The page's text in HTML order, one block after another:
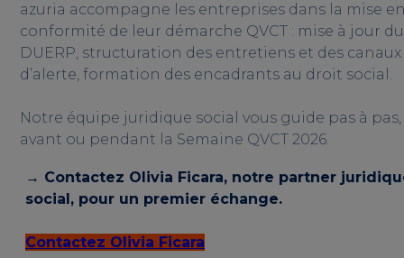
azuria accompagne les entreprises dans la mise
conformité de leur démarche QVCT : mise à jour du
DUERP, structuration des entretiens et des canaux
d’alerte, formation des encadrants au droit social.
Notre équipe juridique social vous guide pas à pas,
avant ou pendant la Semaine QVCT 2026.
→ Contactez Olivia Ficara, notre partner
social, pour un premier échange.
Contactez Olivia Ficara